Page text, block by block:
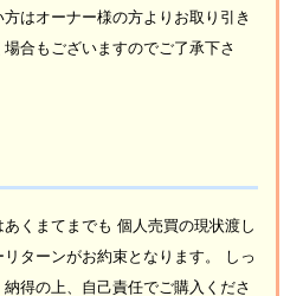
はオーナー様の方よりお取り引き
合もございますのでご了承下さ
くまてまでも 個人売買の現状渡し
ターンがお約束となります。 しっ
得の上、自己責任でご購入くださ